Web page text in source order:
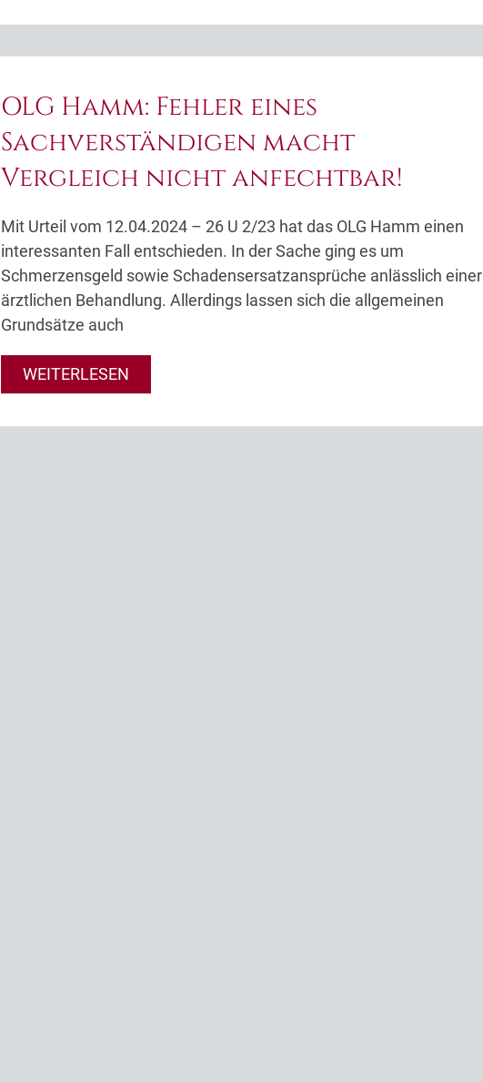
OLG Hamm: Fehler eines
Sachverständigen macht
Vergleich nicht anfechtbar!
Mit Urteil vom 12.04.2024 – 26 U 2/23 hat das OLG Hamm einen
interessanten Fall entschieden. In der Sache ging es um
Schmerzensgeld sowie Schadensersatzansprüche anlässlich einer
ärztlichen Behandlung. Allerdings lassen sich die allgemeinen
Grundsätze auch
WEITERLESEN